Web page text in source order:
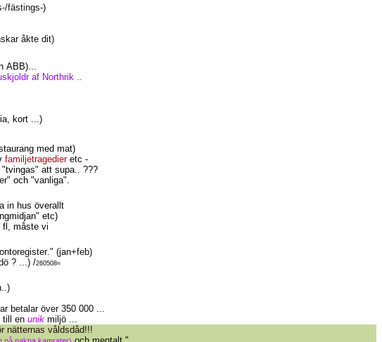
fästings-)
åkte dit)
ABB)...
af Northrik ..
kort ...)
med mat)
familjetragedieretc -
"tvingas" att supa.. ???
och "vanliga".
in hus överallt
etc)
fl, måste vi
(jan+feb)
? ...) /260508≈
betalar över 350 000 ...
till en unik miljö ...
nätternas våldsdåd!!!